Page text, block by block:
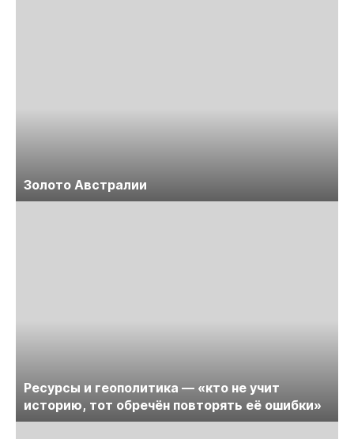
Золото Австралии
Ресурсы и геополитика — «кто не учит
историю, тот обречён повторять её ошибки»